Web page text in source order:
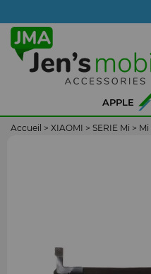
APPLE
Accueil > XIAOMI > SERIE Mi >